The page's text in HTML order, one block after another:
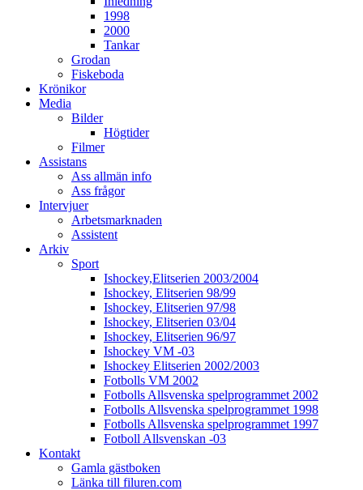
1998
2000
Tankar
Grodan
Fiskeboda
Krönikor
Media
Bilder
Högtider
Filmer
Assistans
Ass allmän info
Ass frågor
Intervjuer
Arbetsmarknaden
Assistent
Arkiv
Sport
Ishockey,Elitserien 2003/2004
Ishockey, Elitserien 98/99
Ishockey, Elitserien 97/98
Ishockey, Elitserien 03/04
Ishockey, Elitserien 96/97
Ishockey VM -03
Ishockey Elitserien 2002/2003
Fotbolls VM 2002
Fotbolls Allsvenska spelprogrammet 2002
Fotbolls Allsvenska spelprogrammet 1998
Fotbolls Allsvenska spelprogrammet 1997
Fotboll Allsvenskan -03
Kontakt
Gamla gästboken
Länka till filuren.com